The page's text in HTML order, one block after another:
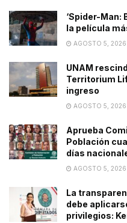
‘Spider-Man:
la película
AGOSTO 5, 2026
UNAM
Territorium
ingreso
AGOSTO 5, 2026
Aprueba
Población
días
AGOSTO 5, 2026
La
debe
privilegios: